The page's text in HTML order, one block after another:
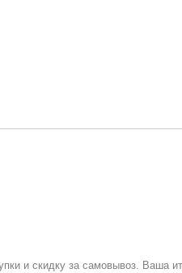
и скидку за самовывоз. Ваша